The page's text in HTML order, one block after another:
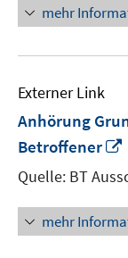
mehr
Externer Link
Anhörung
Betroffener
Quelle: BT
mehr